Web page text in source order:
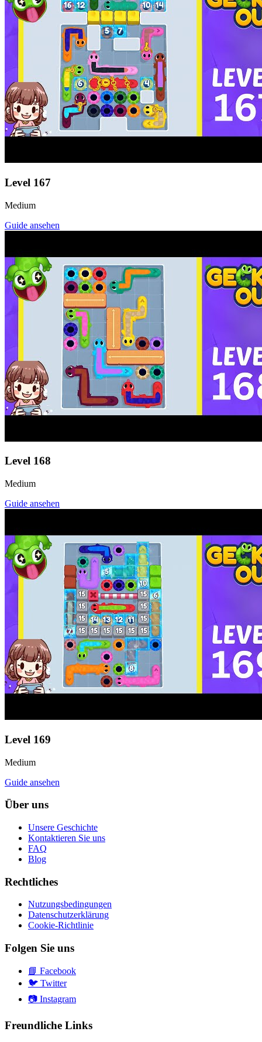
Level 167
Medium
Guide ansehen
Level 168
Medium
Guide ansehen
Level 169
Medium
Guide ansehen
Über uns
Unsere Geschichte
Kontaktieren Sie uns
FAQ
Blog
Rechtliches
Nutzungsbedingungen
Datenschutzerklärung
Cookie-Richtlinie
Folgen Sie uns
📘 Facebook
🐦 Twitter
📷 Instagram
Freundliche Links